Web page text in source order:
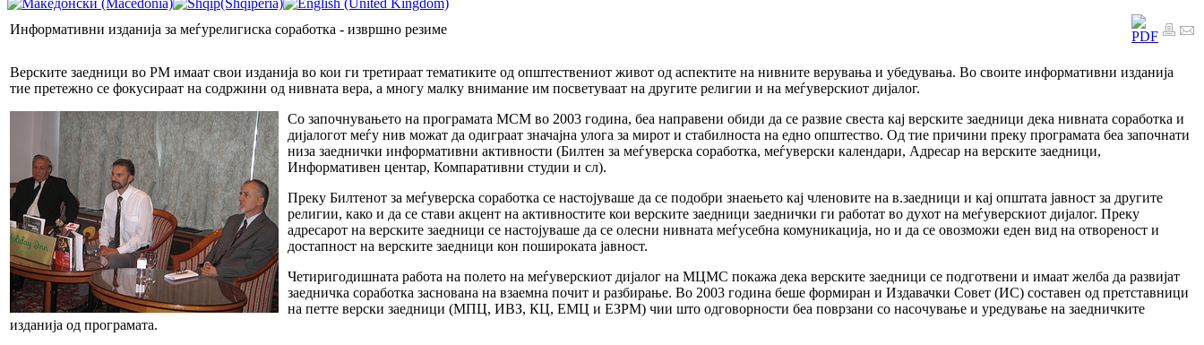
Информативни изданија за меѓурелигиска соработка - извршно резиме
Верските заедници во РМ имаат свои изданија во кои ги третираат тематиките од општествениот живот од аспектите на нивните верувања и убедувања. Во своите информативни изданија
тие претежно се фокусираат на содржини од нивната вера, а многу малку внимание им посветуваат на другите религии и на меѓуверскиот дијалог.
Со започнувањето на програмата МСМ во 2003 година, беа направени обиди да се развие свеста кај верските заедници дека нивната соработка и
дијалогот меѓу нив можат да одиграат значајна улога за мирот и стабилноста на едно општество. Од тие причини преку програмата беа започнати
низа заеднички информативни активности (Билтен за меѓуверска соработка, меѓуверски календари, Адресар на верските заедници,
Информативен центар, Компаративни студии и сл).
Преку Билтенот за меѓуверска соработка се настојуваше да се подобри знаењето кај членовите на в.заедници и кај општата јавност за другите
религии, како и да се стави акцент на активностите кои верските заедници заеднички ги работат во духот на меѓуверскиот дијалог. Преку
адресарот на верските заедници се настојуваше да се олесни нивната меѓусебна комуникација, но и да се овозможи еден вид на отвореност и
достапност на верските заедници кон пошироката јавност.
Четиригодишната работа на полето на меѓуверскиот дијалог на МЦМС покажа дека верските заедници се подготвени и имаат желба да развијат
заедничка соработка заснована на взаемна почит и разбирање. Во 2003 година беше формиран и Издавачки Совет (ИС) составен од претставници
на петте верски заедници (МПЦ, ИВЗ, КЦ, ЕМЦ и ЕЗРМ) чии што одговорности беа поврзани со насочување и уредување на заедничките
изданија од програмата.